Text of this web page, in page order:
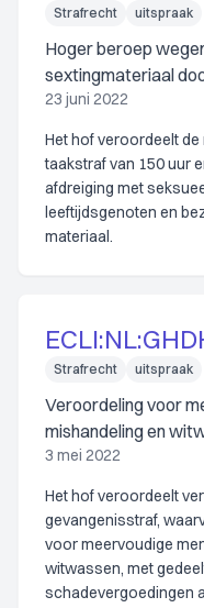
Strafrecht uitspraak
Hoger beroep
sextingmateriaal
23 juni 2022
Het hof veroordeelt
taakstraf van 150 uur
afdreiging met
leeftijdsgenoten en
materiaal.
Strafrecht uitspraak
Veroordeling voor
mishandeling en
3 mei 2022
Het hof veroordeelt
gevangenisstraf,
voor meervoudige
witwassen, met
schadevergoedingen